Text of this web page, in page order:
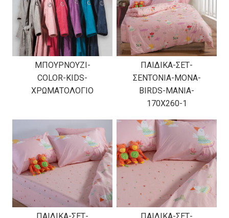
ΜΠΟΥΡΝΟΥΖΙ-
COLOR-KIDS-
ΧΡΩΜΑΤΟΛΟΓΙΟ
ΠΑΙΔΙΚΑ-ΣΕΤ-
ΣΕΝΤΟΝΙΑ-ΜΟΝΑ-
BIRDS-MANIA-
170X260-1